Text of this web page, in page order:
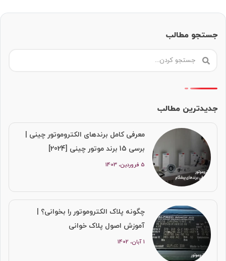
جستجو مطالب
جدیدترین مطالب
معرفی کامل برندهای الکتروموتور چینی |
برسی 15 برند موتور چینی [2024]
5 فروردین، 1403
چگونه پلاک الکتروموتور را بخوانی؟ |
آموزش اصول پلاک خوانی
1 آبان، 1402